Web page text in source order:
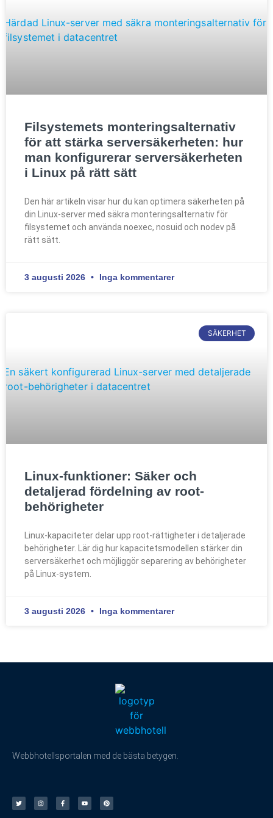
Filsystemets monteringsalternativ
för att stärka serversäkerheten: hur
man konfigurerar serversäkerheten
i Linux på rätt sätt
Den här artikeln visar hur du kan optimera säkerheten på
din Linux-server med säkra monteringsalternativ för
filsystemet och använda noexec, nosuid och nodev på
rätt sätt.
3 augusti 2026 Inga kommentarer
SÄKERHET
Linux-funktioner: Säker och
detaljerad fördelning av root-
behörigheter
Linux-kapaciteter delar upp root-rättigheter i detaljerade
behörigheter. Lär dig hur kapacitetsmodellen stärker din
serversäkerhet och möjliggör separering av behörigheter
på Linux-system.
3 augusti 2026 Inga kommentarer
Webbhotellsportalen med de bästa betygen.